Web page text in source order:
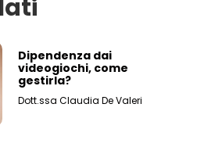
Dipendenza dai
videogiochi, come
gestirla?
Dott.ssa Claudia De Valeri